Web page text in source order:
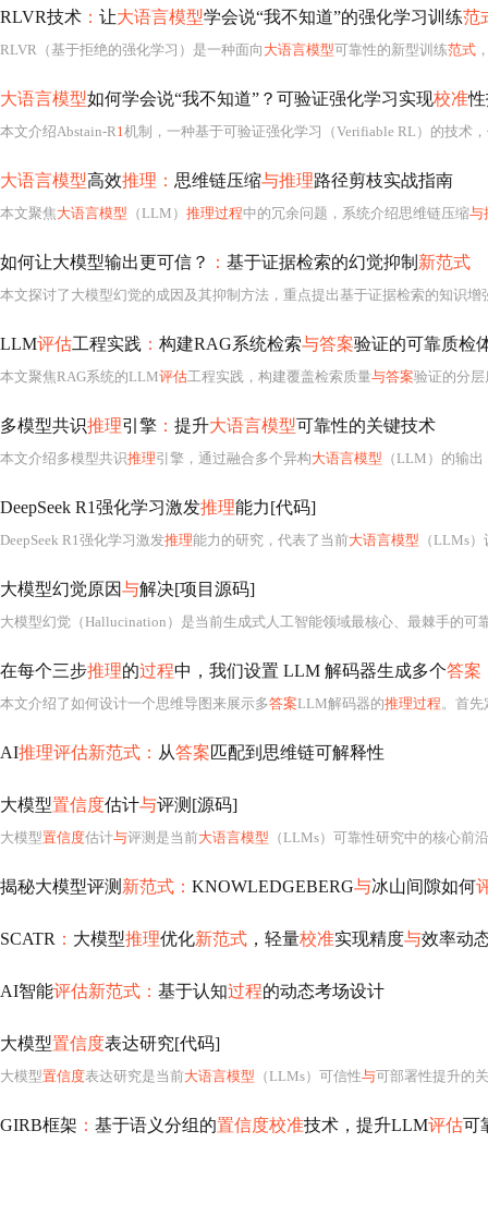
RLVR技术 ： 让大语言模型学会说“我不知道”的强化学习训练范
RLVR（基于拒绝的强化学习）是一种面向 大语言模型可靠性的新型训练范式
大语言模型如何学会说“我不知道”？可验证强化学习实现校准
本文介绍Abstain-R1机制，一种基于可验证强化学习（Verifiable RL）的技术
大语言模型高效推理： 思维链压缩与推理路径剪枝实战指南
本文聚焦大语言模型 （LLM） 推理过程中的冗余问题，系统介绍思维链压缩与
如何让大模型输出更可信？ ： 基于证据检索的幻觉抑制 新范式
本文探讨了大模型幻觉的成因及其抑制方法，重点提出基于证据检索的知识增
LLM评估工程实践 ： 构建RAG系统检索与答案验证的可靠质检
本文聚焦RAG系统的LLM评估工程实践，构建覆盖检索质量与答案验证的分层质检体系。重
多模型共识推理引擎 ： 提升大语言模型可靠性的关键技术
本文介绍多模型共识推理引擎，通过融合多个异构大语言模型 （LLM）的输出，利用元学习
DeepSeek R1强化学习激发推理能力[代码]
DeepSeek R1强化学习激发推理能力的研究，代表了当前大语言模型 （LLMs
大模型幻觉原因与解决[项目源码]
在每个三步推理的过程中，我们设置 LLM 解码器生成多个答案
本文介绍了如何设计一个思维导图来展示多答案LLM解码器的推理过程。首先
AI推理评估新范式： 从答案匹配到思维链可解释性
大模型置信度估计与评测[源码]
大模型置信度估计与评测是当前大语言模型 （LLMs）可靠性研究中的核心前
揭秘大模型评测 新范式： KNOWLEDGEBERG与冰山间隙如何
SCATR ： 大模型推理优化新范式 ，轻量校准实现精度与效率动
AI智能评估新范式： 基于认知过程的动态考场设计
大模型置信度表达研究[代码]
大模型置信度表达研究是当前大语言模型 （LLMs）可信性与可部署性提升的关键前沿方
GIRB框架 ： 基于语义分组的置信度校准技术，提升LLM评估可